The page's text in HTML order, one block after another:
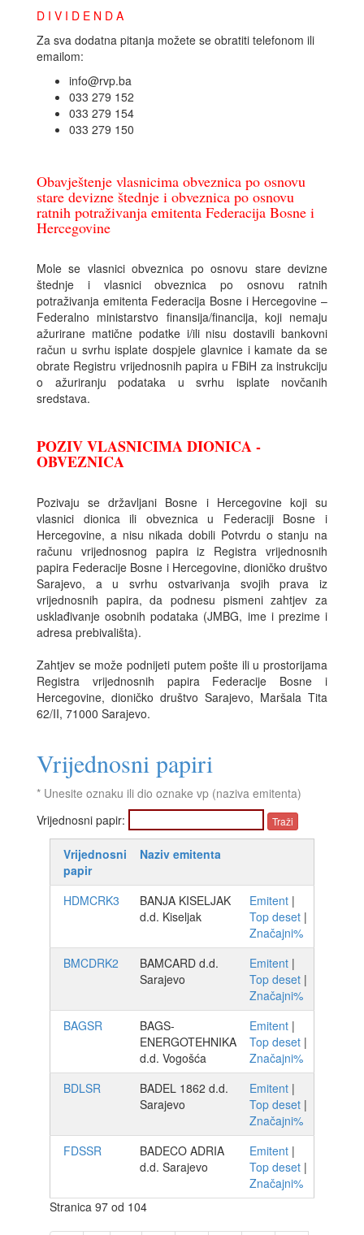
D I V I D E N D A
Za sva dodatna pitanja možete se obratiti telefonom ili
emailom:
info@rvp.ba
033 279 152
033 279 154
033 279 150
Obavještenje vlasnicima obveznica po osnovu
stare devizne štednje i obveznica po osnovu
ratnih potraživanja emitenta Federacija Bosne i
Hercegovine
Mole se vlasnici obveznica po osnovu stare devizne
štednje i vlasnici obveznica po osnovu ratnih
potraživanja emitenta Federacija Bosne i Hercegovine –
Federalno ministarstvo finansija/financija, koji nemaju
ažurirane matične podatke i/ili nisu dostavili bankovni
račun u svrhu isplate dospjele glavnice i kamate da se
obrate Registru vrijednosnih papira u FBiH za instrukciju
o ažuriranju podataka u svrhu isplate novčanih
sredstava.
POZIV VLASNICIMA DIONICA -
OBVEZNICA
Pozivaju se državljani Bosne i Hercegovine koji su
vlasnici dionica ili obveznica u Federaciji Bosne i
Hercegovine, a nisu nikada dobili Potvrdu o stanju na
računu vrijednosnog papira iz Registra vrijednosnih
papira Federacije Bosne i Hercegovine, dioničko društvo
Sarajevo, a u svrhu ostvarivanja svojih prava iz
vrijednosnih papira, da podnesu pismeni zahtjev za
usklađivanje osobnih podataka (JMBG, ime i prezime i
adresa prebivališta).
Zahtjev se može podnijeti putem pošte ili u prostorijama
Registra vrijednosnih papira Federacije Bosne i
Hercegovine, dioničko društvo Sarajevo, Maršala Tita
62/II, 71000 Sarajevo.
Vrijednosni papiri
* Unesite oznaku ili dio oznake vp (naziva emitenta)
Vrijednosni papir:
Vrijednosni
papir
Naziv emitenta
HDMCRK3
BANJA KISELJAK
d.d. Kiseljak
Emitent |
Top deset |
Značajni%
BMCDRK2
BAMCARD d.d.
Sarajevo
Emitent |
Top deset |
Značajni%
BAGSR
BAGS-
ENERGOTEHNIKA
d.d. Vogošća
Emitent |
Top deset |
Značajni%
BDLSR
BADEL 1862 d.d.
Sarajevo
Emitent |
Top deset |
Značajni%
FDSSR
BADECO ADRIA
d.d. Sarajevo
Emitent |
Top deset |
Značajni%
Stranica 97 od 104